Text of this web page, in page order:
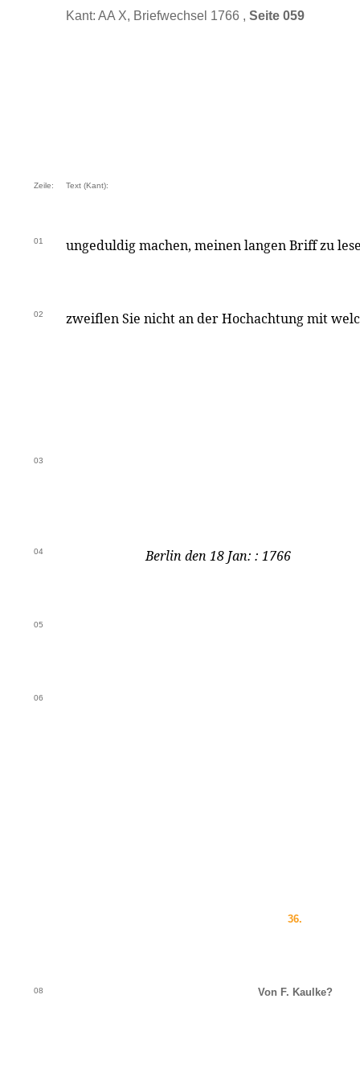
Kant: AA X, Briefwechsel 1766 , Seite 059
Zeile: Text (Kant):
01 ungeduldig machen, meinen langen Briff zu
02 zweiflen Sie nicht an der Hochachtung mit
03
04 Berlin den 18 Jan: : 1766
05
06
36.
08 Von F. Kaulke?